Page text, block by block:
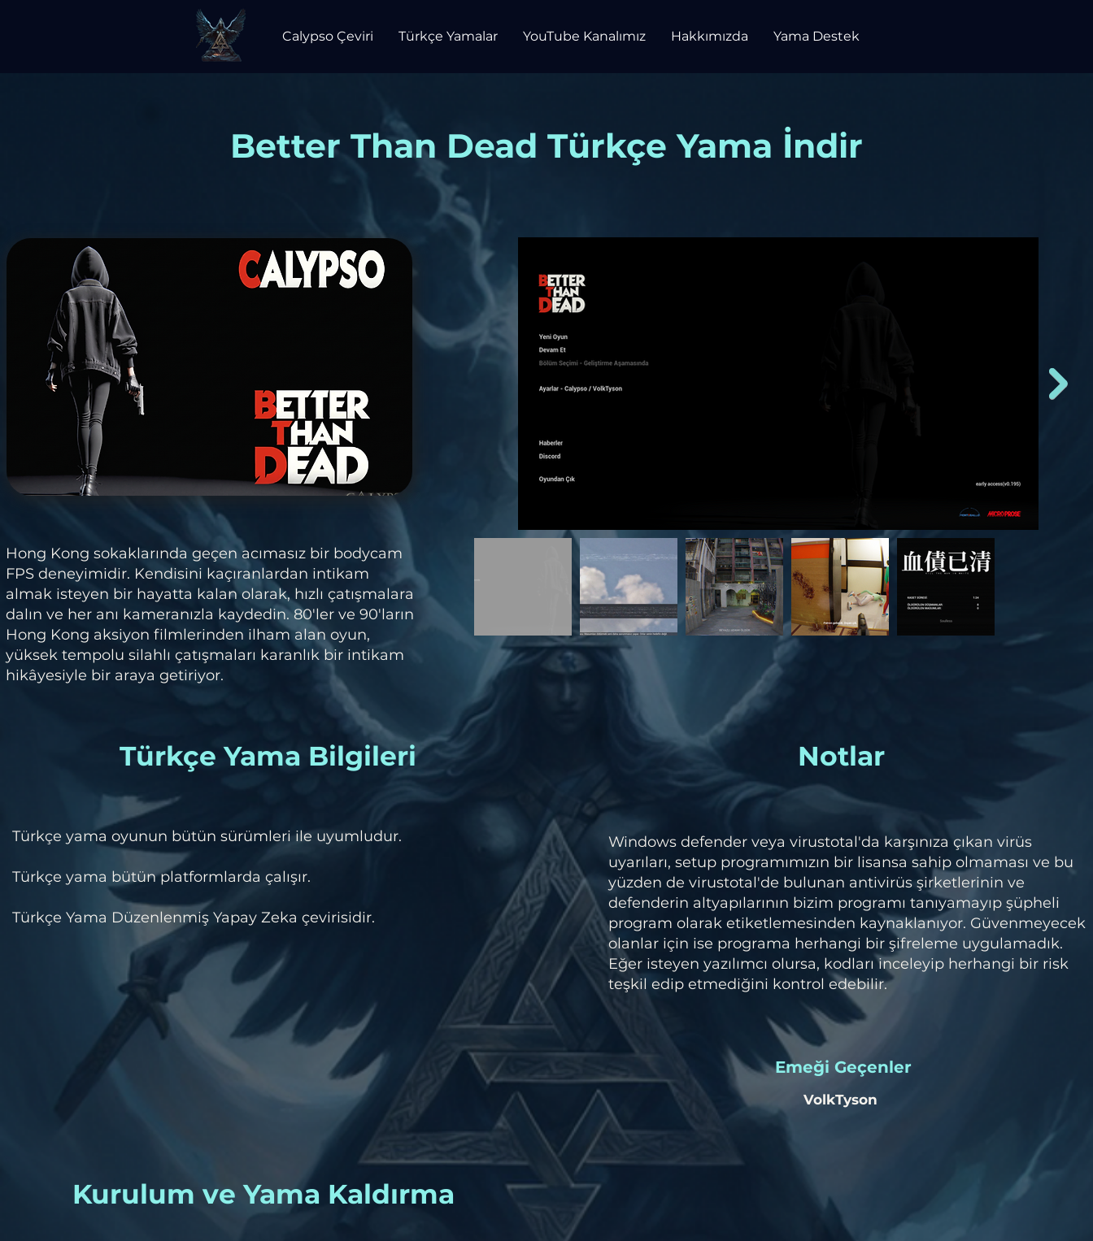
Calypso Çeviri Türkçe Yamalar YouTube Kanalımız Hakkımızda Yama Destek
Better Than Dead Türkçe Yama İndir
Hong Kong sokaklarında geçen acımasız bir bodycam
FPS deneyimidir. Kendisini kaçıranlardan intikam
almak isteyen bir hayatta kalan olarak, hızlı çatışmalara
dalın ve her anı kameranızla kaydedin. 80'ler ve 90'ların
Hong Kong aksiyon filmlerinden ilham alan oyun,
yüksek tempolu silahlı çatışmaları karanlık bir intikam
hikâyesiyle bir araya getiriyor.
Türkçe Yama Bilgileri Notlar
​Türkçe yama oyunun bütün sürümleri ile uyumludur.
Türkçe yama bütün platformlarda çalışır.
Türkçe Yama Düzenlenmiş Yapay Zeka çevirisidir.
Kurulum ve Yama Kaldırma
Windows defender veya virustotal'da karşınıza çıkan virüs
uyarıları, setup programımızın bir lisansa sahip olmaması ve bu
yüzden de virustotal'de bulunan antivirüs şirketlerinin ve
defenderin altyapılarının bizim programı tanıyamayıp şüpheli
program olarak etiketlemesinden kaynaklanıyor. Güvenmeyecek
olanlar için ise programa herhangi bir şifreleme uygulamadık.
Eğer isteyen yazılımcı olursa, kodları inceleyip herhangi bir risk
teşkil edip etmediğini kontrol edebilir.
​Emeği Geçenler
VolkTyson